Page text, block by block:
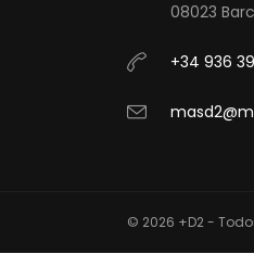
08023
+34 936
© 2026 +D2 -